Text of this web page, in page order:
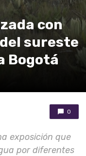
con
sureste
Bogotá
0
exposición que
por diferentes